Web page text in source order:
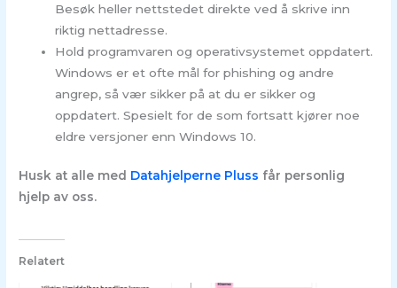
Besøk heller nettstedet direkte ved å skrive inn
riktig nettadresse.
Hold programvaren og operativsystemet oppdatert.
Windows er et ofte mål for phishing og andre
angrep, så vær sikker på at du er sikker og
oppdatert. Spesielt for de som fortsatt kjører noe
eldre versjoner enn Windows 10.
Husk at alle med Datahjelperne Pluss får personlig
hjelp av oss.
Relatert